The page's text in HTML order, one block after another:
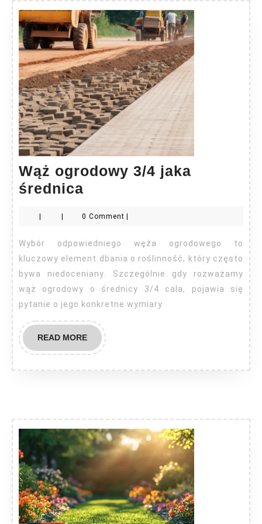
Wąż ogrodowy 3/4 jaka
średnica
3/4
jaka
średnica
0 Comment
Wybór odpowiedniego węża ogrodowego to
kluczowy element dbania o roślinność, który często
bywa niedoceniany. Szczególnie gdy rozważamy
wąż ogrodowy o średnicy 3/4 cala, pojawia się
pytanie o jego konkretne wymiary
READ MOREREAD
MORE